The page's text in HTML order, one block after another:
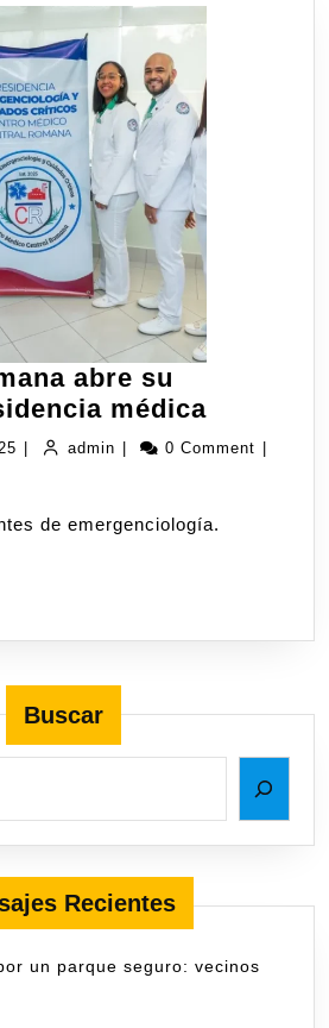
abre su
médica
admin 0 Comment
de emergenciología.
Buscar
Recientes
un parque seguro: vecinos